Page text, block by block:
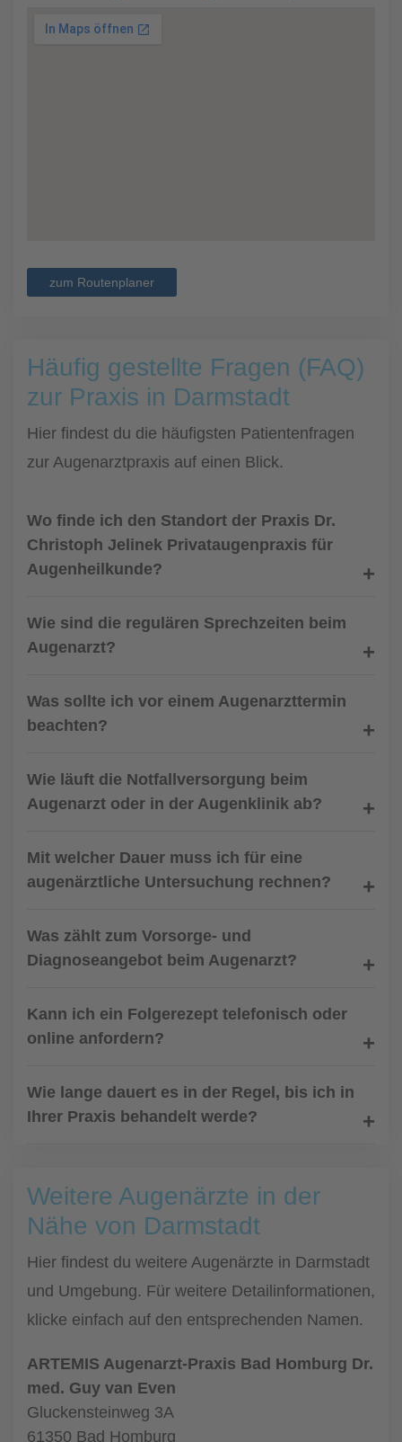
zum Routenplaner
Häufig gestellte Fragen (FAQ)
zur Praxis in Darmstadt
Hier findest du die häufigsten Patientenfragen
zur Augenarztpraxis auf einen Blick.
Wo finde ich den Standort der Praxis Dr.
Christoph Jelinek Privataugenpraxis für
Augenheilkunde?
Wie sind die regulären Sprechzeiten beim
Augenarzt?
Was sollte ich vor einem Augenarzttermin
beachten?
Wie läuft die Notfallversorgung beim
Augenarzt oder in der Augenklinik ab?
Mit welcher Dauer muss ich für eine
augenärztliche Untersuchung rechnen?
Was zählt zum Vorsorge- und
Diagnoseangebot beim Augenarzt?
Kann ich ein Folgerezept telefonisch oder
online anfordern?
Wie lange dauert es in der Regel, bis ich in
Ihrer Praxis behandelt werde?
Weitere Augenärzte in der
Nähe von Darmstadt
Hier findest du weitere Augenärzte in Darmstadt
und Umgebung. Für weitere Detailinformationen,
klicke einfach auf den entsprechenden Namen.
ARTEMIS Augenarzt-Praxis Bad Homburg Dr.
med. Guy van Even
Gluckensteinweg 3A
61350 Bad Homburg